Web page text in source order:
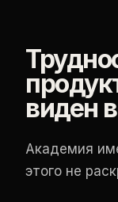
виден
Академия
этого не